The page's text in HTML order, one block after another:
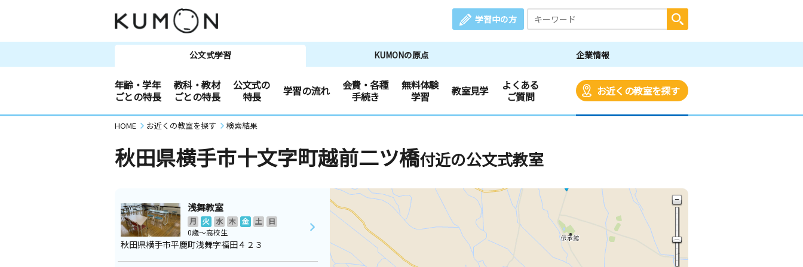
学習中の方
公文式学習 KUMONの原点 企業情報
年齢・学年
ごとの特長
教科・教材
ごとの特長
公文式の
特長
学習の流れ
会費・各種
手続き
無料体験
学習
教室見学
よくある
ご質問
お近くの教室を探す
HOME お近くの教室を探す 検索結果
秋田県横手市十文字町越前二ツ橋付近の公文式教室
浅舞教室
月 火 水 木 金 土
日
0歳～高校生
秋田県横手市平鹿町浅舞字福田４２３